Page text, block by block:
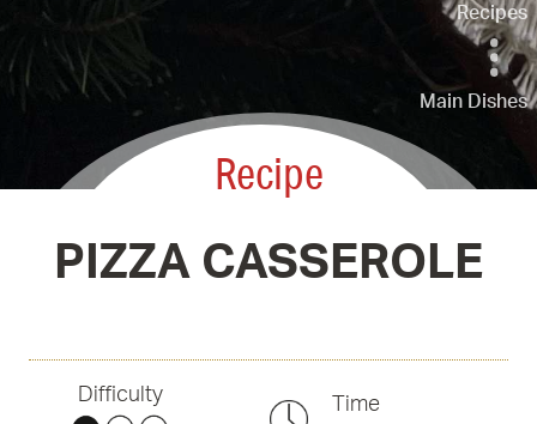
Recipes
Main Dishes
Recipe
PIZZA CASSEROLE
Difficulty Time